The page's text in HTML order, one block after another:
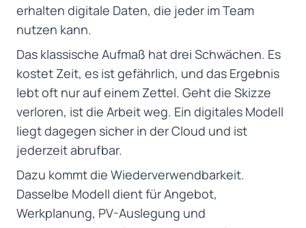
erhalten digitale Daten, die jeder im Team
nutzen kann.
Das klassische Aufmaß hat drei Schwächen. Es
kostet Zeit, es ist gefährlich, und das Ergebnis
lebt oft nur auf einem Zettel. Geht die Skizze
verloren, ist die Arbeit weg. Ein digitales Modell
liegt dagegen sicher in der Cloud und ist
jederzeit abrufbar.
Dazu kommt die Wiederverwendbarkeit.
Dasselbe Modell dient für Angebot,
Werkplanung, PV-Auslegung und